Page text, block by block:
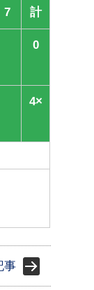
7 計
0
4×
事